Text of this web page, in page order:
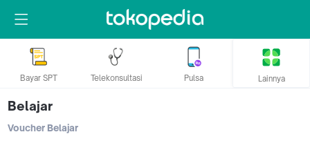
Bayar SPT Telekonsultasi Pulsa Lainnya
Belajar
Voucher Belajar